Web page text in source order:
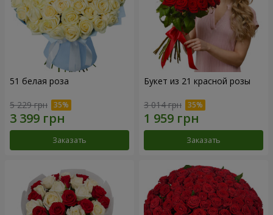
51 белая роза
5 229 грн
Заказать
Букет из 21 красной розы
3 014 грн
Заказать